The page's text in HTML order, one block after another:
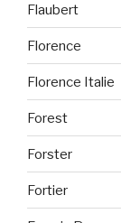
Flaubert
Florence
Florence Italie
Forest
Forster
Fortier